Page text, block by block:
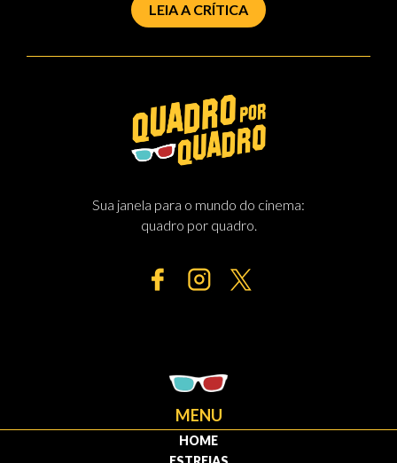
LEIA A CRÍTICA
Sua janela para o mundo do cinema:
quadro por quadro.
MENU
HOME